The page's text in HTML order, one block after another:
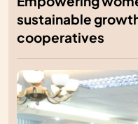
sustainable
cooperatives